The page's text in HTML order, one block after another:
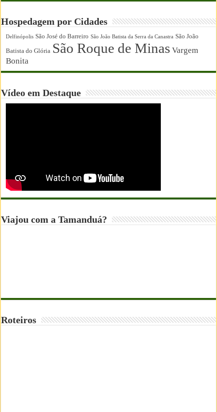
Hospedagem por Cidades
Delfinópolis São José do Barreiro São João Batista da Serra da Canastra São João
Batista do Glória São Roque de Minas Vargem
Bonita
Vídeo em Destaque
Viajou com a Tamanduá?
Roteiros